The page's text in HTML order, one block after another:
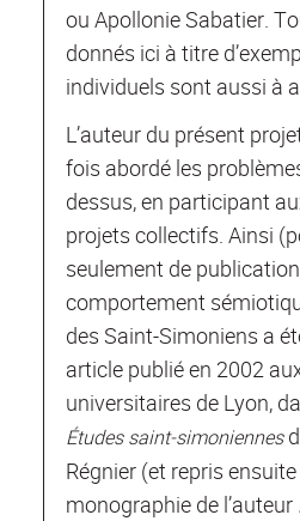
ou Apollonie Sabatier.
donnés ici à titre
individuels sont aussi à
L’auteur du présent
fois abordé les
dessus, en participant
projets collectifs. Ainsi
seulement de
comportement
des Saint-Simoniens a
article publié en 2002
universitaires de Lyon,
Études saint-simoniennes
Régnier (et repris
monographie de l’auteur